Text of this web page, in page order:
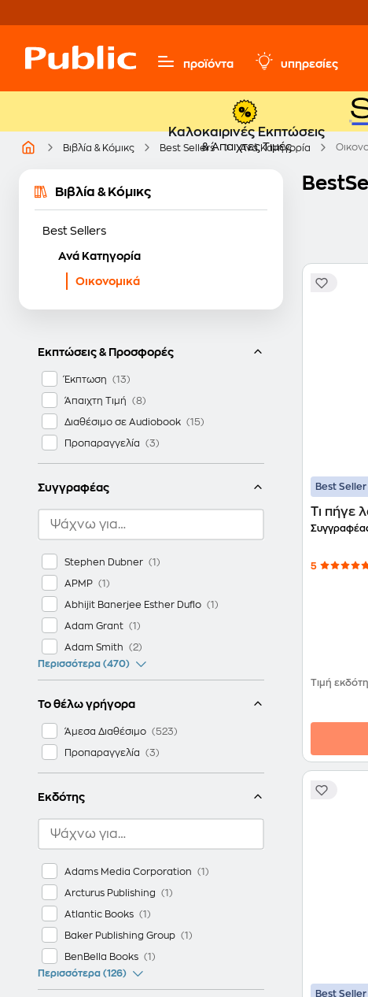
προϊόντα υπηρεσίες
Καλοκαιρινές Εκπτώσεις
& Άπαιχτες Τιμές
Βιβλία & Κόμικς Best Sellers Ανά Κατηγορία
Βιβλία & Κόμικς
Best Sellers
Ανά Κατηγορία
Οικονομικά
Εκπτώσεις & Προσφορές
Έκπτωση
Άπαιχτη Τιμή
Διαθέσιμο σε Audiobook
Προπαραγγελία
Συγγραφέας
Stephen Dubner
APMP
Abhijit Banerjee Esther Duflo
Adam Grant
Adam Smith
Περισσότερα (470)
Το θέλω γρήγορα
Άμεσα Διαθέσιμο
Προπαραγγελία
Εκδότης
Adams Media Corporation
Arcturus Publishing
Atlantic Books
Baker Publishing Group
BenBella Books
Περισσότερα (126)
Best Seller
Τι πήγε
5
Τιμή εκδότη
Best Seller